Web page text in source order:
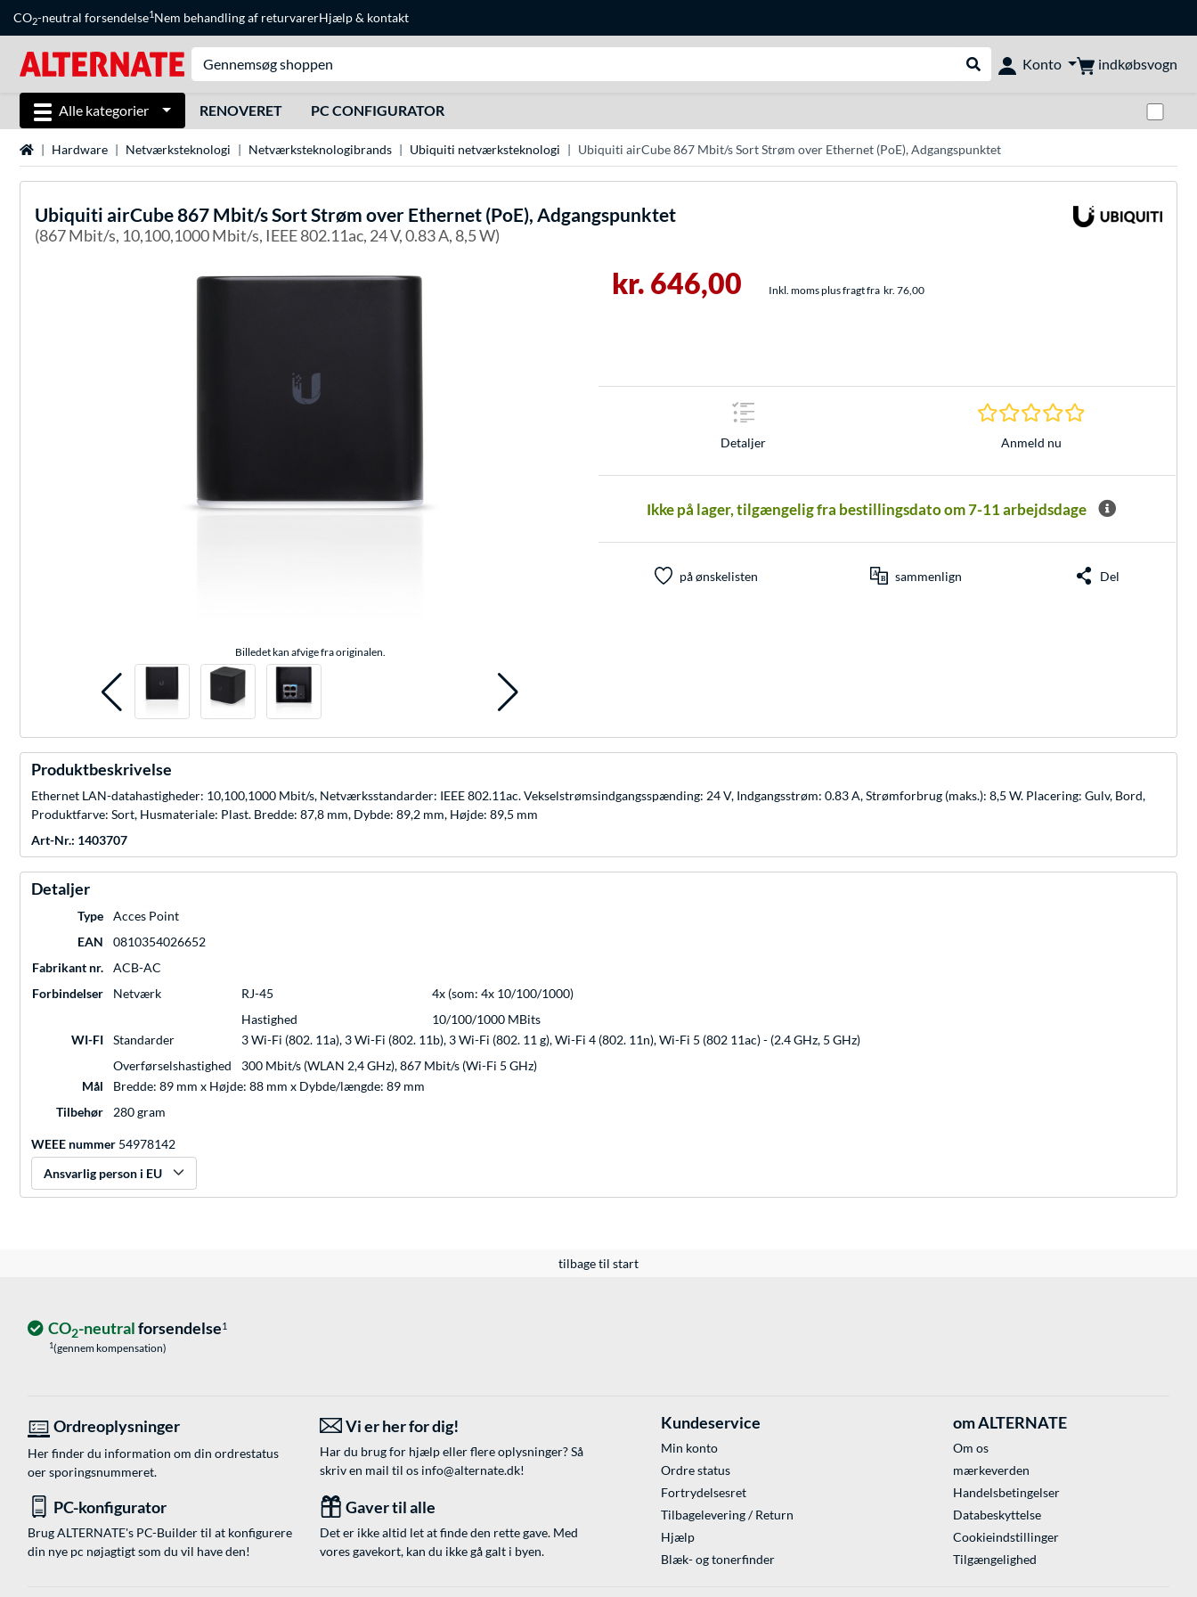
CO2-neutral forsendelse1Nem behandling af returvarerHjælp& kontakt
Udfør søgning
Konto indkøbsvogn
Alle kategorier RENOVERET PC CONFIGURATOR
StartsideHardware Netværksteknologi Netværksteknologibrands Ubiquiti netværksteknologi Ubiquiti airCube 867 Mbit/s Sort Strøm over Ethernet (PoE), Adgangspunktet
Ubiquiti airCube 867 Mbit/s Sort Strøm over Ethernet (PoE), Adgangspunktet
(867 Mbit/s, 10,100,1000 Mbit/s, IEEE 802.11ac, 24 V, 0.83 A, 8,5 W)
Billedet kan afvige fra originalen.
kr. 646,00 Inkl. moms plus fragt fra kr. 76,00
Detaljer
0.0 Stjerner hos 0
Anmeld nu
Ikke på lager, tilgængelig fra bestillingsdato om 7-11 arbejdsdage
på ønskelisten sammenlign Del
Produktbeskrivelse
Ethernet LAN-datahastigheder: 10,100,1000 Mbit/s, Netværksstandarder: IEEE 802.11ac. Vekselstrømsindgangsspænding: 24 V, Indgangsstrøm: 0.83 A, Strømforbrug (maks.): 8,5 W. Placering: Gulv, Bord,
Produktfarve: Sort, Husmateriale: Plast. Bredde: 87,8 mm, Dybde: 89,2 mm, Højde: 89,5 mm
Art-Nr.: 1403707
Detaljer
Type
Acces Point
EAN
0810354026652
Fabrikant nr.
ACB-AC
Forbindelser
Netværk RJ-45
4x (som: 4x 10/100/1000)
Hastighed
10/100/1000 MBits
WI-FI
Standarder
3 Wi-Fi (802. 11a), 3 Wi-Fi (802. 11b), 3 Wi-Fi (802. 11 g), Wi-Fi 4 (802. 11n), Wi-Fi 5 (802 11ac) - (2.4 GHz, 5 GHz)
Overførselshastighed
300 Mbit/s (WLAN 2,4 GHz), 867 Mbit/s (Wi-Fi 5 GHz)
Mål
Bredde: 89 mm x Højde: 88 mm x Dybde/længde: 89 mm
Tilbehør
280 gram
WEEE nummer 54978142
Ansvarlig person i EU
tilbage til start
CO2-neutralforsendelse1
1(gennem kompensation)
Ordreoplysninger
Her finder du information om din ordrestatus
oer sporingsnummeret.
Vi er her for dig!
Har du brug for hjælp eller flere oplysninger? Så
skriv en mail til os info@alternate.dk!
PC-konfigurator
Brug ALTERNATE's PC-Builder til at konfigurere
din nye pc nøjagtigt som du vil have den!
Gaver til alle
Det er ikke altid let at finde den rette gave. Med
vores gavekort, kan du ikke gå galt i byen.
Kundeservice
Min konto
Ordre status
Fortrydelsesret
Tilbagelevering / Return
Hjælp
Blæk- og tonerfinder
om ALTERNATE
Om os
mærkeverden
Handelsbetingelser
Databeskyttelse
Cookieindstillinger
Tilgængelighed